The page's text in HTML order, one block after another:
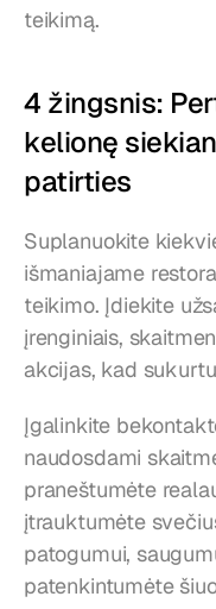
teikimą.
4 žingsnis:
kelionę
patirties
Suplanuokite
išmaniajame
teikimo. Įdiekite
įrenginiais,
akcijas, kad
Įgalinkite
naudosdami
praneštumėte
įtrauktumėte
patogumui,
patenkintumėte